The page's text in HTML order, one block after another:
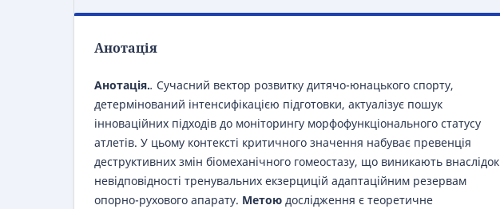
Анотація
Анотація.. Сучасний вектор розвитку дитячо-юнацького спорту,
детермінований інтенсифікацією підготовки, актуалізує пошук
інноваційних підходів до моніторингу морфофункціонального статусу
атлетів. У цьому контексті критичного значення набуває превенція
деструктивних змін біомеханічного гомеостазу, що виникають внаслідок
невідповідності тренувальних екзерцицій адаптаційним резервам
опорно-рухового апарату. Метою дослідження є теоретичне